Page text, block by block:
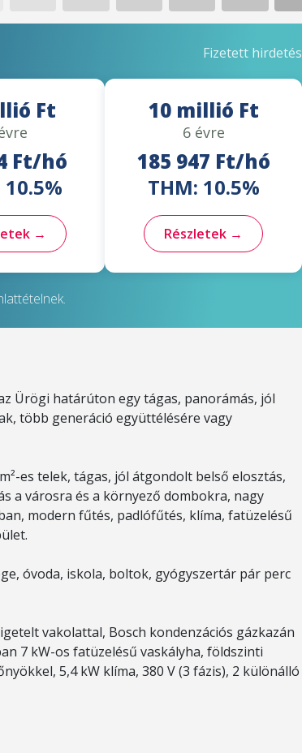
Fizetett hirdetés
Ft
Ft/hó
→
10 millió Ft
6 évre
185 947 Ft/hó
THM: 10.5%
Részletek →
Ürögi határúton egy tágas, panorámás, jól
több generáció együttélésére vagy
es telek, tágas, jól átgondolt belső elosztás,
a városra és a környező dombokra, nagy
modern fűtés, padlófűtés, klíma, fatüzelésű
óvoda, iskola, boltok, gyógyszertár pár perc
vakolattal, Bosch kondenzációs gázkazán
7 kW-os fatüzelésű vaskályha, földszinti
5,4 kW klíma, 380 V (3 fázis), 2 különálló